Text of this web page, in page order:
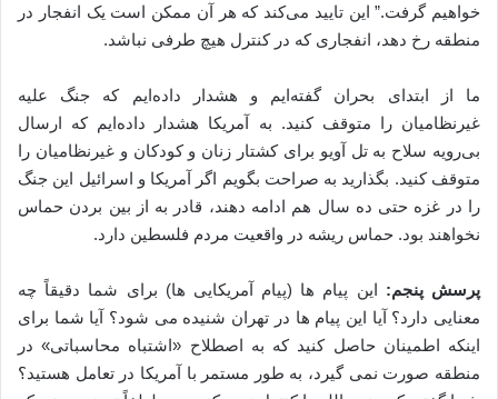
خواهیم گرفت.” این تایید می‌کند که هر آن ممکن است یک انفجار در
منطقه رخ دهد، انفجاری که در کنترل هیچ طرفی نباشد.
ما از ابتدای بحران گفته‌ایم و هشدار داده‌ایم که جنگ علیه
غیرنظامیان را متوقف کنید. به آمریکا هشدار داده‌ایم که ارسال
بی‌رویه سلاح به تل آویو برای کشتار زنان و کودکان و غیرنظامیان را
متوقف کنید. بگذارید به صراحت بگویم اگر آمریکا و اسرائیل این جنگ
را در غزه حتی ده سال هم ادامه دهند، قادر به از بین بردن حماس
نخواهند بود. حماس ریشه در واقعیت مردم فلسطین دارد.
پرسش پنجم: این پیام ها (پیام آمریکایی ها) برای شما دقیقاً چه
معنایی دارد؟ آیا این پیام ها در تهران شنیده می شود؟ آیا شما برای
اینکه اطمینان حاصل کنید که به اصطلاح «اشتباه محاسباتی» در
منطقه صورت نمی گیرد، به طور مستمر با آمریکا در تعامل هستید؟